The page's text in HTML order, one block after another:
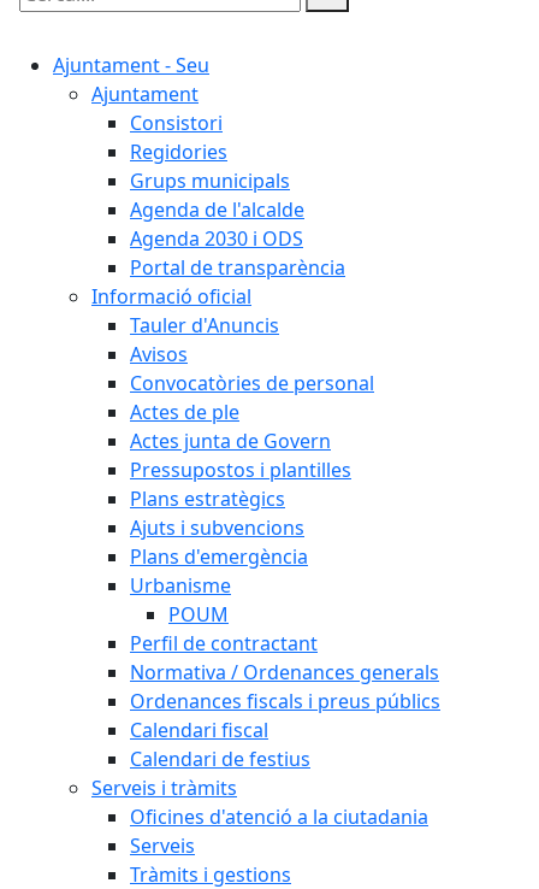
Cercar:
Ajuntament - Seu
Ajuntament
Consistori
Regidories
Grups municipals
Agenda de l'alcalde
Agenda 2030 i ODS
Portal de transparència
Informació oficial
Tauler d'Anuncis
Avisos
Convocatòries de personal
Actes de ple
Actes junta de Govern
Pressupostos i plantilles
Plans estratègics
Ajuts i subvencions
Plans d'emergència
Urbanisme
POUM
Perfil de contractant
Normativa / Ordenances generals
Ordenances fiscals i preus públics
Calendari fiscal
Calendari de festius
Serveis i tràmits
Oficines d'atenció a la ciutadania
Serveis
Tràmits i gestions